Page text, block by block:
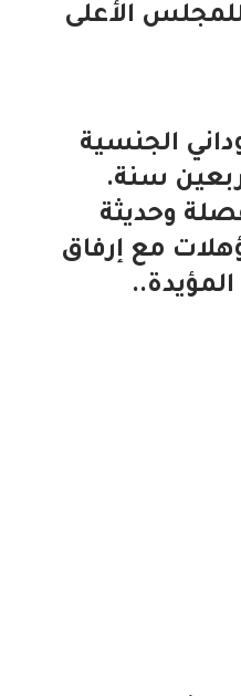
الأعلى
الجنسية
سنة.
وحديثة
مع إرفاق